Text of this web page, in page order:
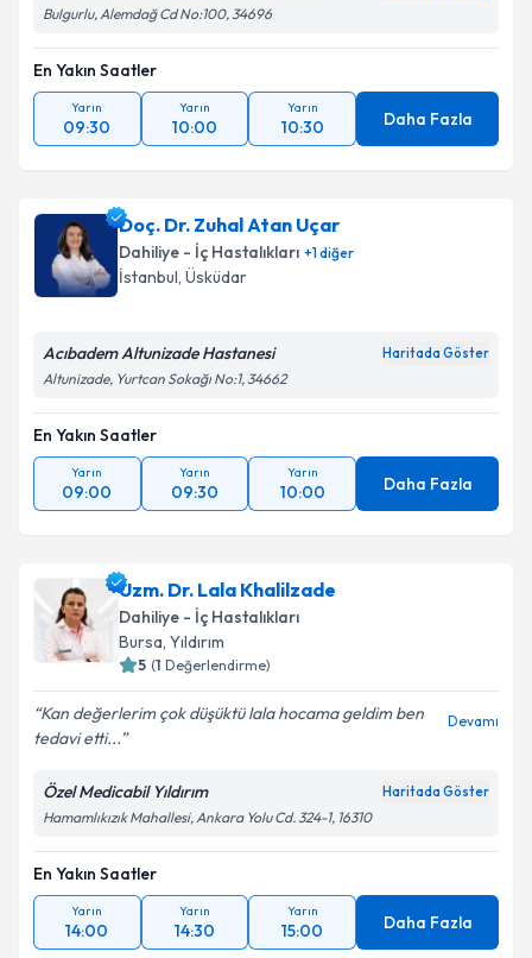
Bulgurlu, Alemdağ Cd No:100, 34696
En Yakın Saatler
Yarın
09:30
Yarın
10:00
Yarın
10:30 Daha Fazla
Doç. Dr. Zuhal Atan Uçar
Dahiliye - İç Hastalıkları +1diğer
İstanbul, Üsküdar
Acıbadem Altunizade Hastanesi Haritada Göster
Altunizade, Yurtcan Sokağı No:1, 34662
En Yakın Saatler
Yarın
09:00
Yarın
09:30
Yarın
10:00 Daha Fazla
Uzm. Dr. Lala Khalilzade
Dahiliye - İç Hastalıkları
Bursa, Yıldırım
5 (1 Değerlendirme)
Kan değerlerim çok düşüktü lala hocama geldim ben
tedavi etti...
Devamı
Özel Medicabil Yıldırım Haritada Göster
Hamamlıkızık Mahallesi, Ankara Yolu Cd. 324-1, 16310
En Yakın Saatler
Yarın
14:00
Yarın
14:30
Yarın
15:00 Daha Fazla